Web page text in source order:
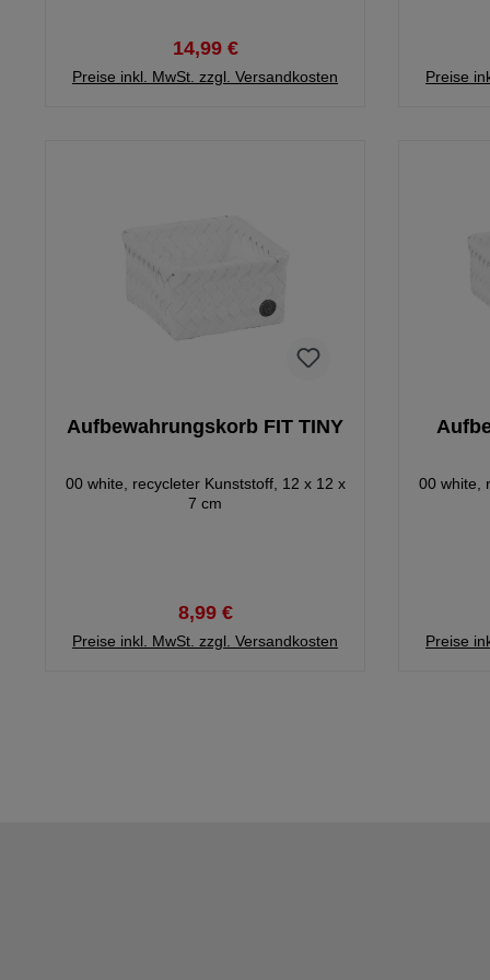
14,99 €
Preise inkl. MwSt. zzgl. Versandkosten Preise
Aufbewahrungskorb FIT TINY
00 white, recycleter Kunststoff, 12 x 12 x
7 cm
8,99 €
Preise inkl. MwSt. zzgl. Versandkosten
00 white,
Preise